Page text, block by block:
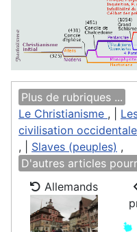
Plus de rubriques ...
Le Christianisme , |
civilisation occidentale
, | Slaves (peuples) ,
D'autres articles
Allemands